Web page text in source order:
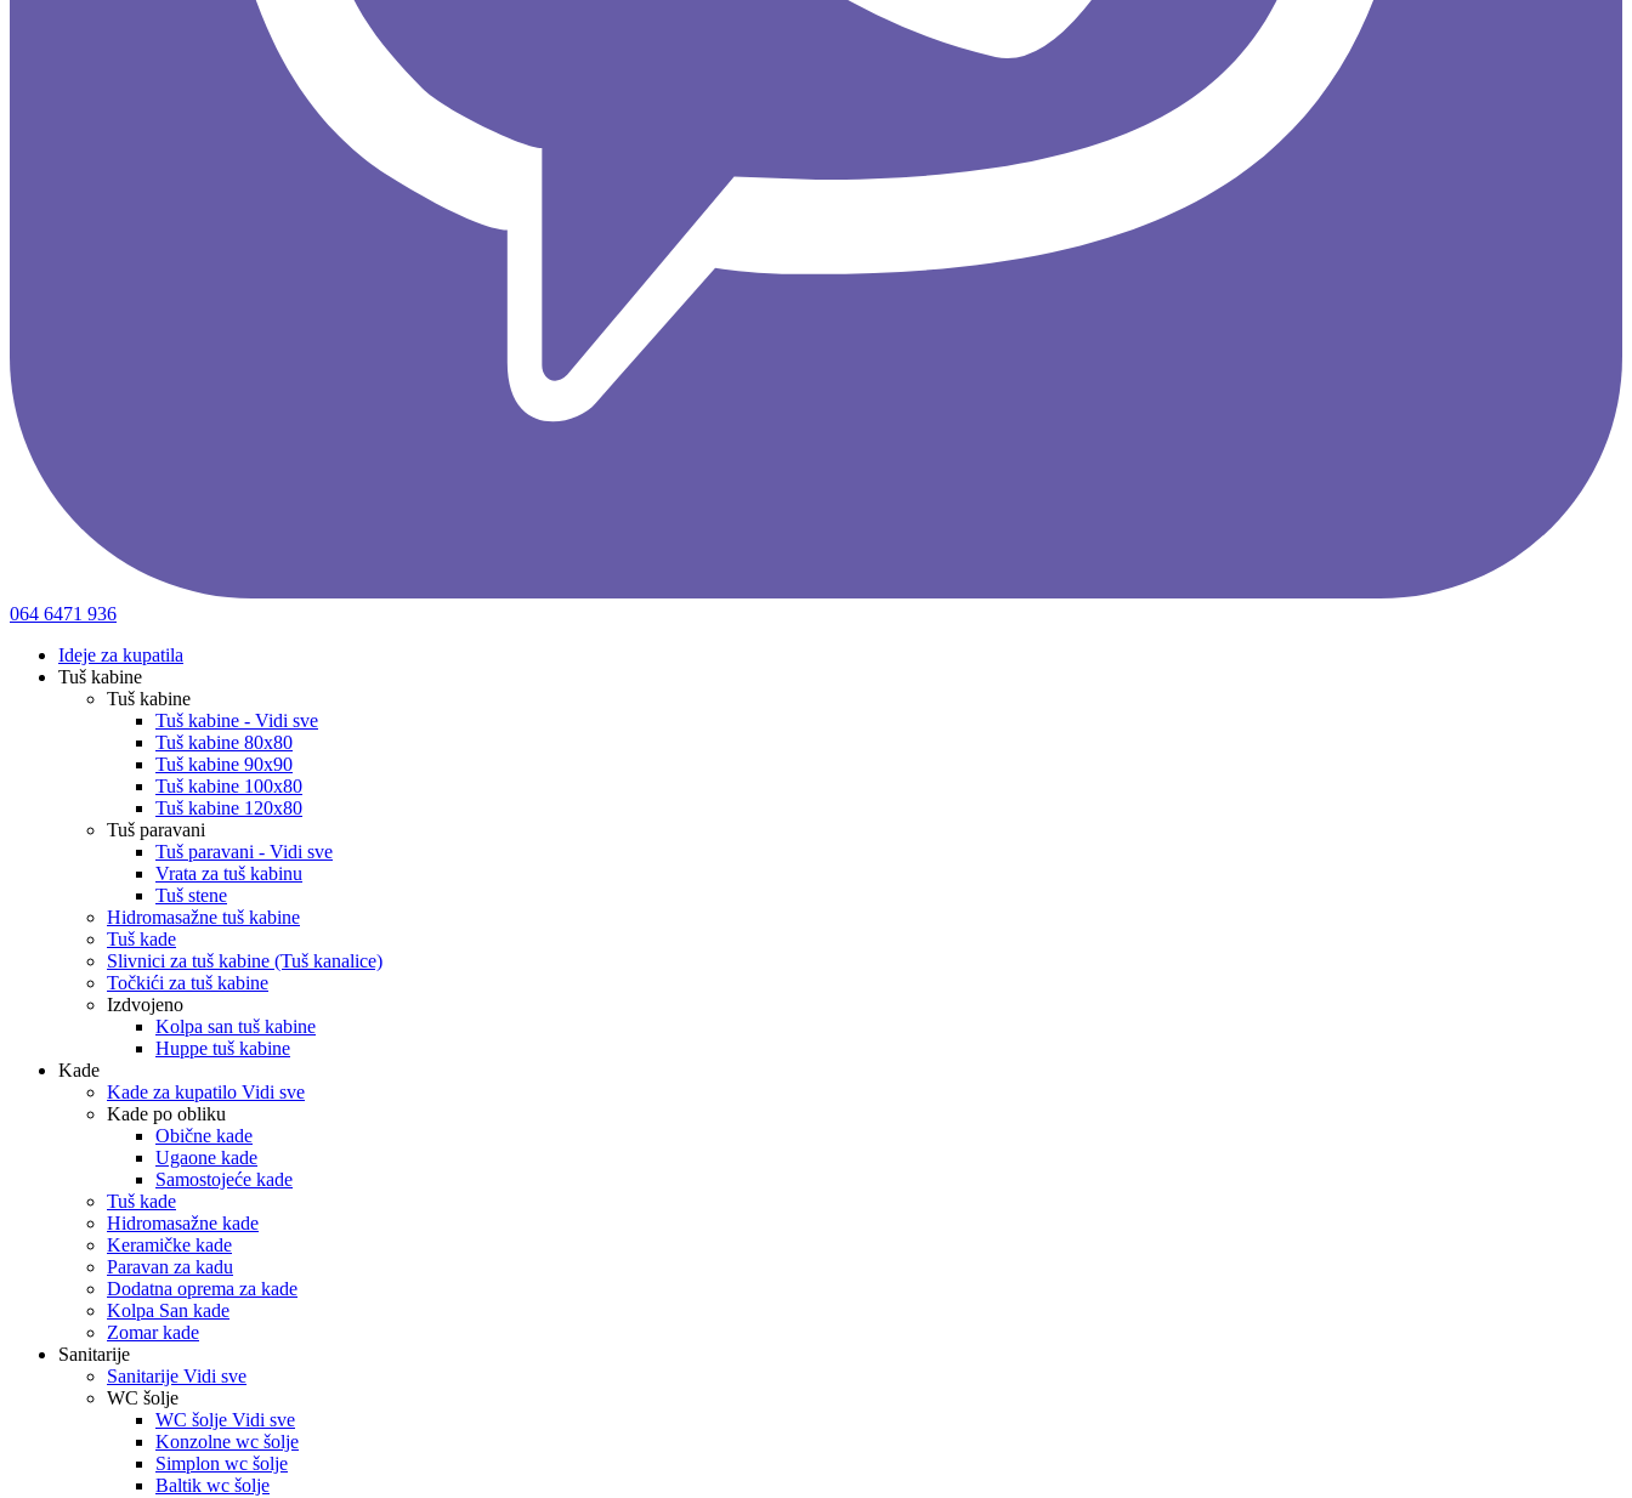
064 6471 936
Ideje za kupatila
Tuš kabine
Tuš kabine
Tuš kabine - Vidi sve
Tuš kabine 80x80
Tuš kabine 90x90
Tuš kabine 100x80
Tuš kabine 120x80
Tuš paravani
Tuš paravani - Vidi sve
Vrata za tuš kabinu
Tuš stene
Hidromasažne tuš kabine
Tuš kade
Slivnici za tuš kabine (Tuš kanalice)
Točkići za tuš kabine
Izdvojeno
Kolpa san tuš kabine
Huppe tuš kabine
Kade
Kade za kupatilo Vidi sve
Kade po obliku
Obične kade
Ugaone kade
Samostojeće kade
Tuš kade
Hidromasažne kade
Keramičke kade
Paravan za kadu
Dodatna oprema za kade
Kolpa San kade
Zomar kade
Sanitarije
Sanitarije Vidi sve
WC šolje
WC šolje Vidi sve
Konzolne wc šolje
Simplon wc šolje
Baltik wc šolje